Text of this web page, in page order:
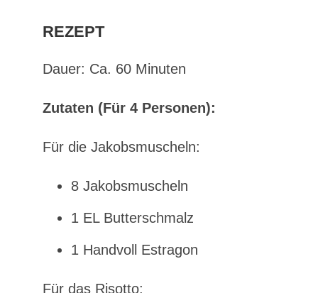
REZEPT
Dauer: Ca. 60 Minuten
Zutaten (Für 4 Personen):
Für die Jakobsmuscheln:
8 Jakobsmuscheln
1 EL Butterschmalz
1 Handvoll Estragon
Für das Risotto: